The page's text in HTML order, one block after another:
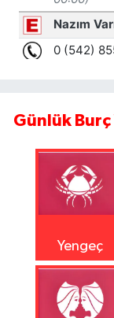
Günlük Burç
Yengeç